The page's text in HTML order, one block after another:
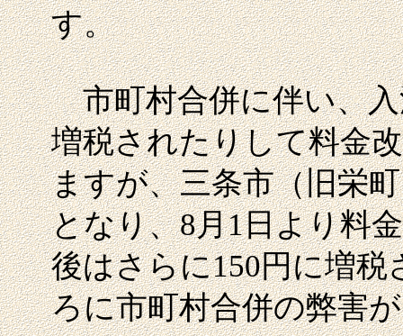
す。
市町村合併に伴い、入
増税されたりして料金
ますが、三条市（旧栄
となり、8月1日より料
後はさらに150円に増
ろに市町村合併の弊害